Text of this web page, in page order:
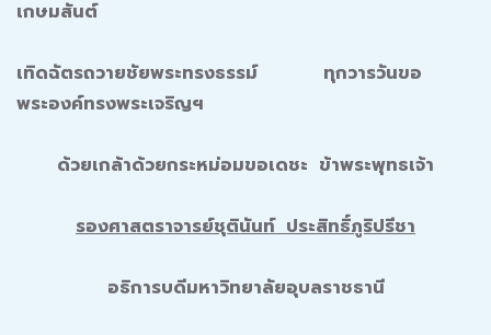
เกษมสันต์
เทิดฉัตรถวายชัยพระทรงธรรม์ ทุกวารวันขอ
พระองค์ทรงพระเจริญฯ
ด้วยเกล้าด้วยกระหม่อมขอเดชะ ข้าพระพุทธเจ้า
รองศาสตราจารย์ชุตินันท์ ประสิทธิ์ภูริปรีชา
อธิการบดีมหาวิทยาลัยอุบลราชธานี